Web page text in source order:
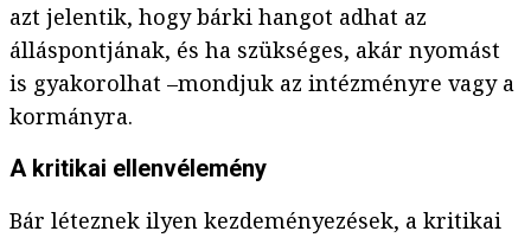
azt jelentik, hogy bárki hangot adhat az
álláspontjának, és ha szükséges, akár nyomást
is gyakorolhat –mondjuk az intézményre vagy a
kormányra.
A kritikai ellenvélemény
Bár léteznek ilyen kezdeményezések, a kritikai